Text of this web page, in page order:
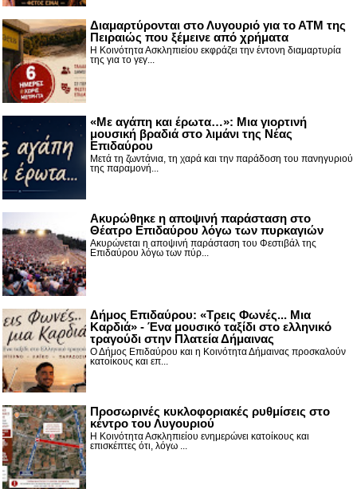
Διαμαρτύρονται στο Λυγουριό για το ΑΤΜ της
Πειραιώς που ξέμεινε από χρήματα
Η Κοινότητα Ασκληπιείου εκφράζει την έντονη διαμαρτυρία
της για το γεγ...
«Με αγάπη και έρωτα…»: Μια γιορτινή
μουσική βραδιά στο λιμάνι της Νέας
Επιδαύρου
Μετά τη ζωντάνια, τη χαρά και την παράδοση του πανηγυριού
της παραμονή...
Ακυρώθηκε η αποψινή παράσταση στο
Θέατρο Επιδαύρου λόγω των πυρκαγιών
Ακυρώνεται η αποψινή παράσταση του Φεστιβάλ της
Επιδαύρου λόγω των πύρ...
Δήμος Επιδαύρου: «Τρεις Φωνές... Μια
Καρδιά» - Ένα μουσικό ταξίδι στο ελληνικό
τραγούδι στην Πλατεία Δήμαινας
Ο Δήμος Επιδαύρου και η Κοινότητα Δήμαινας προσκαλούν
κατοίκους και επ...
Προσωρινές κυκλοφοριακές ρυθμίσεις στο
κέντρο του Λυγουριού
Η Κοινότητα Ασκληπιείου ενημερώνει κατοίκους και
επισκέπτες ότι, λόγω ...